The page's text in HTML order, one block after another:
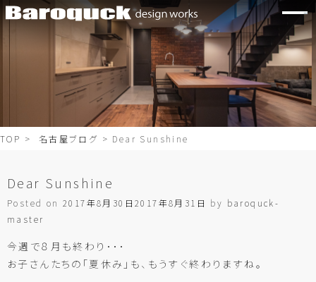
TOP > 名古屋ブログ > Dear Sunshine
Dear Sunshine
Posted on2017年8月30日2017年8月31日 by baroquck-
master
今週で８月も終わり･･･
お子さんたちの「夏休み」も、もうすぐ終わりますね。